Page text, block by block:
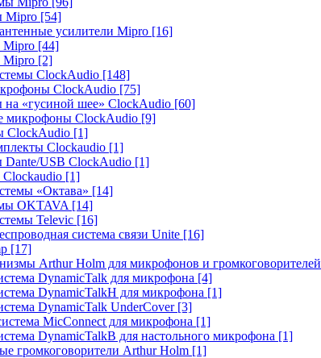
Mipro [54]
усилители Mipro [16]
Mipro [44]
Mipro [2]
ClockAudio [148]
ClockAudio [75]
«гусиной шее» ClockAudio [60]
микрофоны ClockAudio [9]
ClockAudio [1]
Clockaudio [1]
USB ClockAudio [1]
Clockaudio [1]
«Октава» [14]
OKTAVA [14]
Televic [16]
система связи Unite [16]
[17]
Arthur Holm для микрофонов и громкоговорителей
DynamicTalk для микрофона [4]
DynamicTalkH для микрофона [1]
DynamicTalk UnderCover [3]
MicConnect для микрофона [1]
DynamicTalkB для настольного микрофона [1]
громкоговорители Arthur Holm [1]